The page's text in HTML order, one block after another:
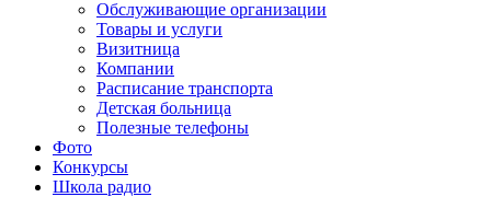
Обслуживающие организации
Товары и услуги
Визитница
Компании
Расписание транспорта
Детская больница
Полезные телефоны
Фото
Конкурсы
Школа радио